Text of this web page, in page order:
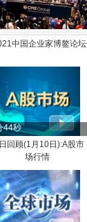
中国企业家博鳌论
44秒
回顾(1月10日):A股市
场行情